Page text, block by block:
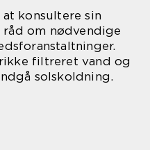
konsultere sin
om nødvendige
filtreret vand og
solskoldning.